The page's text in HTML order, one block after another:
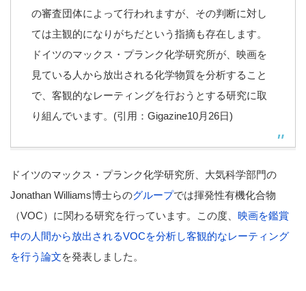
の審査団体によって行われますが、その判断に対し
ては主観的になりがちだという指摘も存在します。
ドイツのマックス・プランク化学研究所が、映画を
見ている人から放出される化学物質を分析すること
で、客観的なレーティングを行おうとする研究に取
り組んでいます。(引用：Gigazine10月26日)
ドイツのマックス・プランク化学研究所、大気科学部門の
Jonathan Williams博士らのグループでは揮発性有機化合物
（VOC）に関わる研究を行っています。この度、 映画を鑑賞
中の人間から放出されるVOCを分析し客観的なレーティング
を行う論文を発表しました。